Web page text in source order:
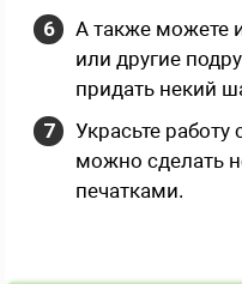
А также можете
или другие
придать некий
Украсьте
можно сделать
печатками.